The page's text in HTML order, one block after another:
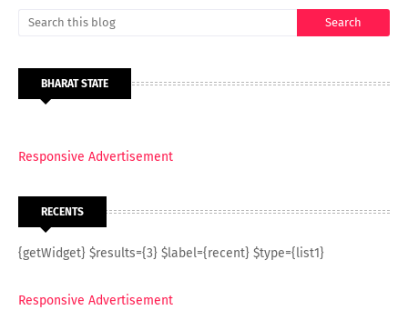
BHARAT STATE
Responsive Advertisement
RECENTS
{getWidget} $results={3} $label={recent} $type={list1}
Responsive Advertisement